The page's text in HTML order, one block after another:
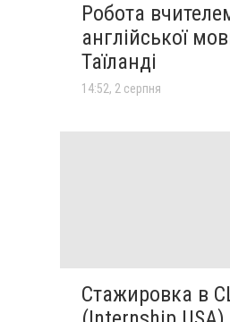
Робота
англійської
Таїланді
14:52, 2 серпня
Стажировка в